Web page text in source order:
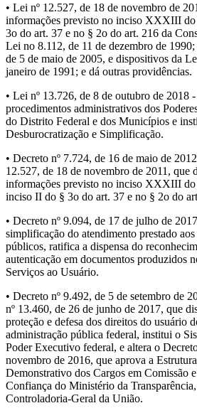
• Lei nº 12.527, de 18 de novembro de
informações previsto no inciso XXXIII
3o do art. 37 e no § 2o do art. 216 da
Lei no 8.112, de 11 de dezembro de
de 5 de maio de 2005, e dispositivos da
janeiro de 1991; e dá outras providências.
• Lei nº 13.726, de 8 de outubro de 2018
procedimentos administrativos dos
do Distrito Federal e dos Municípios e
Desburocratização e Simplificação.
• Decreto nº 7.724, de 16 de maio de
12.527, de 18 de novembro de 2011, que
informações previsto no inciso XXXIII do
inciso II do § 3o do art. 37 e no § 2o do
• Decreto nº 9.094, de 17 de julho de
simplificação do atendimento prestado
públicos, ratifica a dispensa do
autenticação em documentos produzidos
Serviços ao Usuário.
• Decreto nº 9.492, de 5 de setembro de
nº 13.460, de 26 de junho de 2017, que
proteção e defesa dos direitos do usuário
administração pública federal, institui o
Poder Executivo federal, e altera o
novembro de 2016, que aprova a
Demonstrativo dos Cargos em Comissão
Confiança do Ministério da
Controladoria-Geral da União.